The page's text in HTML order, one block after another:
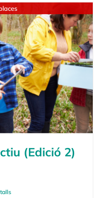
(Edició 2)